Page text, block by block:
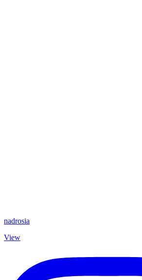
nadrosia
View